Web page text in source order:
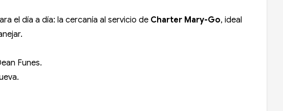
el día a día: la cercanía al servicio de Charter Mary-Go, ideal
Funes.